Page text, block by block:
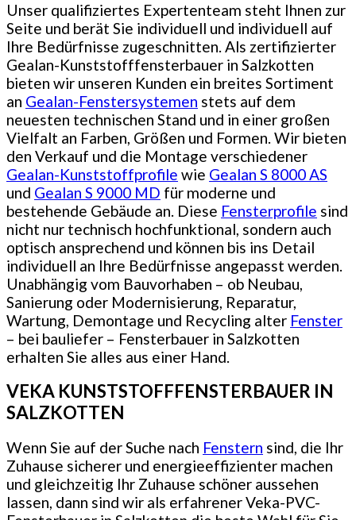
Unser qualifiziertes Expertenteam steht Ihnen zur
Seite und berät Sie individuell und individuell auf
Ihre Bedürfnisse zugeschnitten. Als zertifizierter
Gealan-Kunststofffensterbauer in Salzkotten
bieten wir unseren Kunden ein breites Sortiment
an Gealan-Fenstersystemen stets auf dem
neuesten technischen Stand und in einer großen
Vielfalt an Farben, Größen und Formen. Wir bieten
den Verkauf und die Montage verschiedener
Gealan-Kunststoffprofile wie Gealan S 8000 AS
und Gealan S 9000 MD für moderne und
bestehende Gebäude an. Diese Fensterprofile sind
nicht nur technisch hochfunktional, sondern auch
optisch ansprechend und können bis ins Detail
individuell an Ihre Bedürfnisse angepasst werden.
Unabhängig vom Bauvorhaben – ob Neubau,
Sanierung oder Modernisierung, Reparatur,
Wartung, Demontage und Recycling alter Fenster
– bei bauliefer – Fensterbauer in Salzkotten
erhalten Sie alles aus einer Hand.
VEKA KUNSTSTOFFFENSTERBAUER IN
SALZKOTTEN
Wenn Sie auf der Suche nach Fenstern sind, die Ihr
Zuhause sicherer und energieeffizienter machen
und gleichzeitig Ihr Zuhause schöner aussehen
lassen, dann sind wir als erfahrener Veka-PVC-